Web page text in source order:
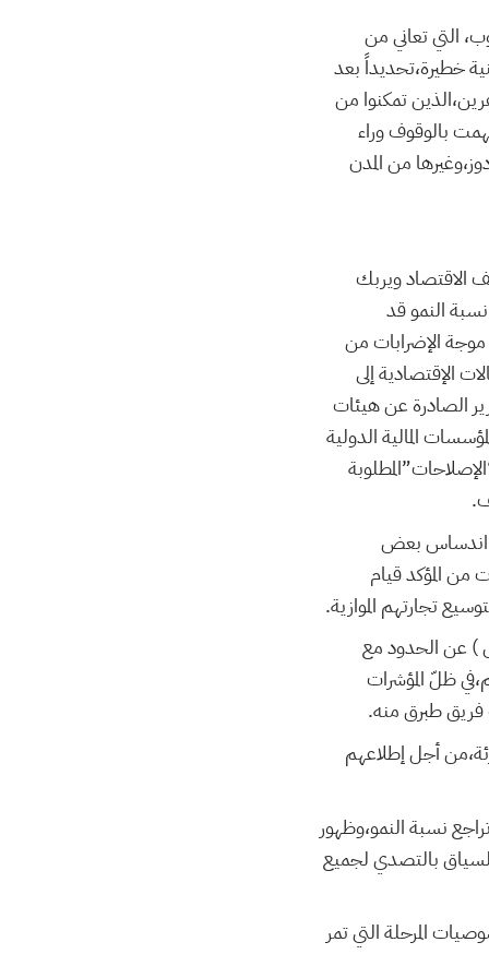
التي تعاني من
خطيرة،تحديداً بعد
تمكنوا من
بالوقوف وراء
من المدن
الاقتصاد ويربك
النمو قد
1.7 في المائة.ويعود ذلك إلى موجة الإضرابات من
الإقتصادية إلى
الصادرة عن هيئات
المالية الدولية
اندساس بعض
من المؤكد قيام
تجارتهم الموازية.
) عن الحدود مع
ظلّ المؤشرات
فريق طبرق منه.
أجل إطلاعهم
نسبة النمو،وظهور
السياق بالتصدي لجميع
المرحلة التي تمر